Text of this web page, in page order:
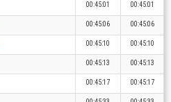
00:45:01 00:45:01
00:45:06 00:45:06
00:45:10 00:45:10
00:45:13 00:45:13
00:45:17 00:45:17